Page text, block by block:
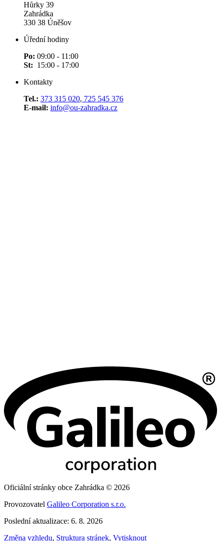
Hůrky 39
Zahrádka
330 38 Úněšov
Úřední hodiny
Po: 09:00 - 11:00
St: 15:00 - 17:00
Kontakty
Tel.: 373 315 020, 725 545 376
E-mail: info@ou-zahradka.cz
Oficiální stránky obce Zahrádka © 2026
Provozovatel Galileo Corporation s.r.o.
Poslední aktualizace: 6. 8. 2026
Změna vzhledu, Struktura stránek, Vytisknout